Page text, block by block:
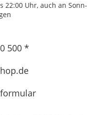
22:00 Uhr, auch an Sonn-
500 *